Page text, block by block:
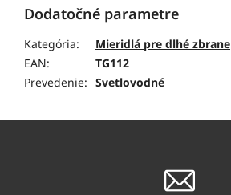
Dodatočné parametre
Kategória:
Mieridlá pre dlhé zbrane
EAN:
TG112
Prevedenie: Svetlovodné